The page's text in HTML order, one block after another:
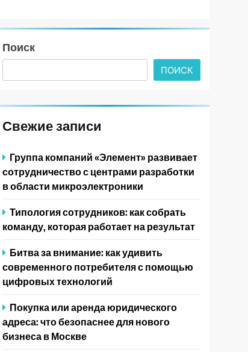
Поиск
ПОИСК
Свежие записи
Группа компаний «Элемент» развивает
сотрудничество с центрами разработки
в области микроэлектроники
Типология сотрудников: как собрать
команду, которая работает на результат
Битва за внимание: как удивить
современного потребителя с помощью
цифровых технологий
Покупка или аренда юридического
адреса: что безопаснее для нового
бизнеса в Москве